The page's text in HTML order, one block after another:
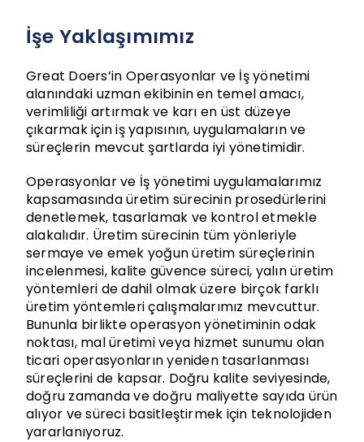
İşe Yaklaşımımız
Great Doers’in Operasyonlar ve İş yönetimi
alanındaki uzman ekibinin en temel amacı,
verimliliği artırmak ve karı en üst düzeye
çıkarmak için iş yapısının, uygulamaların ve
süreçlerin mevcut şartlarda iyi yönetimidir.
Operasyonlar ve İş yönetimi uygulamalarımız
kapsamasında üretim sürecinin prosedürlerini
denetlemek, tasarlamak ve kontrol etmekle
alakalıdır. Üretim sürecinin tüm yönleriyle
sermaye ve emek yoğun üretim süreçlerinin
incelenmesi, kalite güvence süreci, yalın üretim
yöntemleri de dahil olmak üzere birçok farklı
üretim yöntemleri çalışmalarımız mevcuttur.
Bununla birlikte operasyon yönetiminin odak
noktası, mal üretimi veya hizmet sunumu olan
ticari operasyonların yeniden tasarlanması
süreçlerini de kapsar. Doğru kalite seviyesinde,
doğru zamanda ve doğru maliyette sayıda ürün
alıyor ve süreci basitleştirmek için teknolojiden
yararlanıyoruz.